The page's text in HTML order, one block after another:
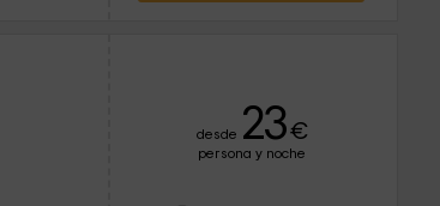
desde 23€
persona y noche